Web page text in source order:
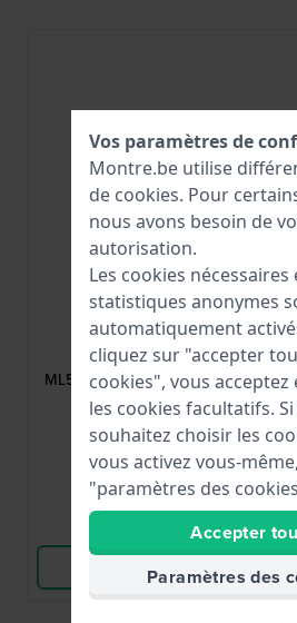
Maurice Lacroix
ML500-000030
ML500-000030 Boucle à ardillon
acier revêtu de noir 20 mm
188,00 €
● En stock
Comparer
Voir les produits
Vos paramètres de
Montre.be utilise
de cookies. Pour
nous avons besoin de
autorisation.
Les cookies nécessaires
statistiques anonymes
automatiquement
cliquez sur "accepter
cookies", vous acceptez
les cookies facultatifs.
souhaitez choisir les
vous activez vous-
"paramètres des
Accepter
Paramètres des